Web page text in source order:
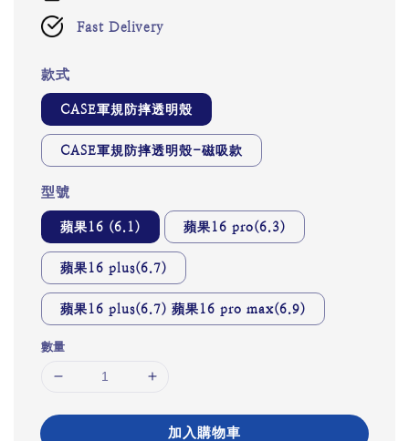
Fast Delivery
款式
CASE軍規防摔透明殼
CASE軍規防摔透明殼-磁吸款
型號
蘋果16 (6.1) 蘋果16 pro(6.3)
蘋果16 plus(6.7)
蘋果16 plus(6.7) 蘋果16 pro max(6.9)
數量
加入購物車